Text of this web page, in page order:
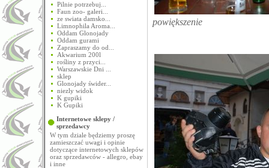
Pilnie potrzebuj...
Faun zoo- galeri...
ze swiata damsko...
Limnophila Aroma...
Oddam Glonojady
Oddam gurami
Zapraszamy do od...
Akwarium 200l
rośliny z przyci...
Warszawskie Dni ...
sklep
Glonojady świder...
niezly widok
K gupiki
K Gupiki
Internetowe sklepy /
sprzedawcy
W tym dziale będziemy proszę
zamieszczać uwagi i opinie
dotyczące internetowych sklepów
oraz sprzedawców - allegro, ebay
i inne
powiększenie